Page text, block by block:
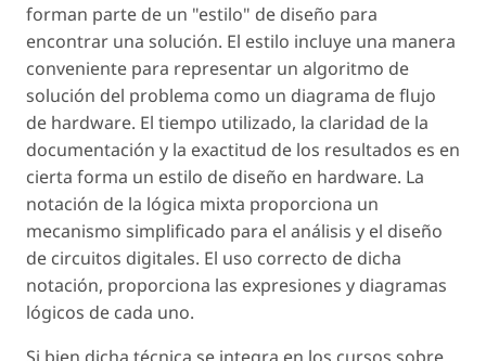
forman parte de un "estilo" de diseño para
encontrar una solución. El estilo incluye una manera
conveniente para representar un algoritmo de
solución del problema como un diagrama de flujo
de hardware. El tiempo utilizado, la claridad de la
documentación y la exactitud de los resultados es en
cierta forma un estilo de diseño en hardware. La
notación de la lógica mixta proporciona un
mecanismo simplificado para el análisis y el diseño
de circuitos digitales. El uso correcto de dicha
notación, proporciona las expresiones y diagramas
lógicos de cada uno.